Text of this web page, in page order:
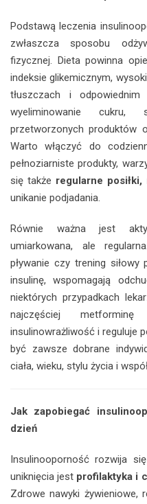
Podstawą leczenia
zwłaszcza sposobu
fizycznej. Dieta powinna
indeksie glikemicznym,
tłuszczach i
wyeliminowanie cukru,
przetworzonych produktów
Warto włączyć do
pełnoziarniste produkty,
się także regularne
unikanie podjadania.
Równie ważna jest
umiarkowana, ale
pływanie czy trening
insulinę, wspomagają
niektórych przypadkach
najczęściej
insulinowrażliwość i reguluje
być zawsze dobrane
ciała, wieku, stylu życia i
Jak zapobiegać
dzień
Insulinooporność rozwija
uniknięcia jest profilaktyka i
Zdrowe nawyki żywieniowe,